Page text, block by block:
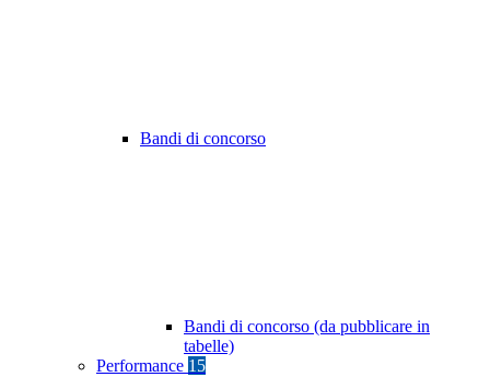
Bandi di concorso
Bandi di concorso (da pubblicare in
tabelle)
Performance 15